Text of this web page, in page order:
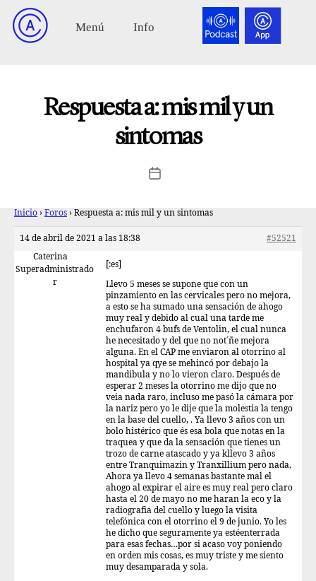
Respuesta a: mis mil y un
sintomas
Inicio › Foros › Respuesta a: mis mil y un sintomas
14 de abril de 2021 a las 18:38
#52521
Caterina
Superadministrado
r
[:es]
Llevo 5 meses se supone que con un
pinzamiento en las cervicales pero no mejora,
a esto se ha sumado una sensación de ahogo
muy real y debido al cual una tarde me
enchufaron 4 bufs de Ventolin, el cual nunca
he necesitado y del que no not´ñe mejora
alguna. En el CAP me enviaron al otorrino al
hospital ya qye se mehincó por debajo la
mandibula y no lo vieron claro. Después de
esperar 2 meses la otorrino me dijo que no
veia nada raro, incluso me pasó la cámara por
la nariz pero yo le dije que la molestia la tengo
en la base del cuello, . Ya llevo 3 años con un
bolo histérico que és esa bola que notas en la
traquea y que da la sensación que tienes un
trozo de carne atascado y ya kllevo 3 años
entre Tranquimazin y Tranxillium pero nada,
Ahora ya llevo 4 semanas bastante mal el
ahogo al expirar el aire es muy real pero claro
hasta el 20 de mayo no me haran la eco y la
radiografia del cuello y luego la visita
telefónica con el otorrino el 9 de junio. Yo les
he dicho que seguramente ya estéenterrada
para esas fechas…por si acaso voy poniendo
en orden mis cosas, es muy triste y me siento
muy desamparada y sola.